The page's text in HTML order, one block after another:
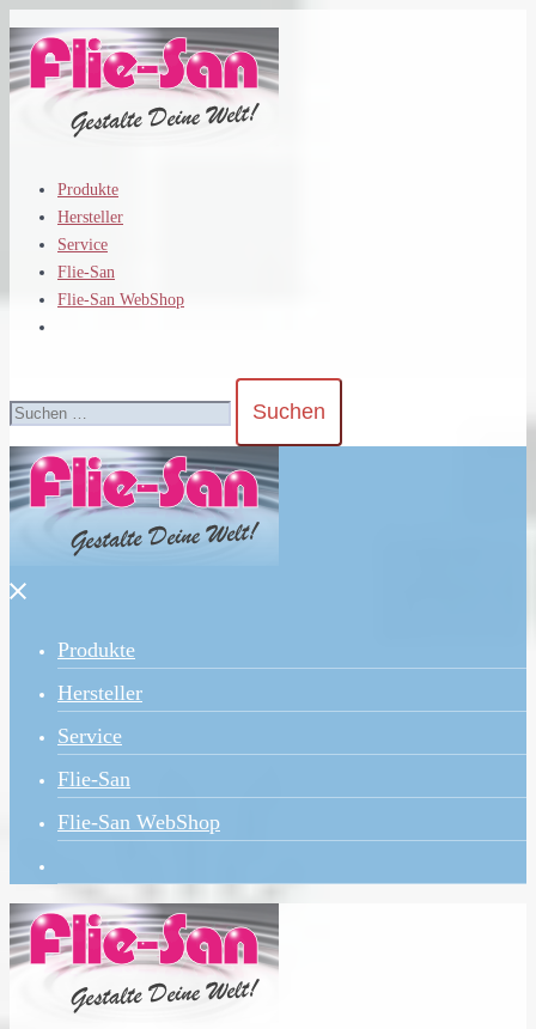
Zum
Inhalt
springen
Produkte
Hersteller
Service
Flie-San
Flie-San WebShop
nach:
Menü
Produkte
Hersteller
Service
Flie-San
Flie-San WebShop